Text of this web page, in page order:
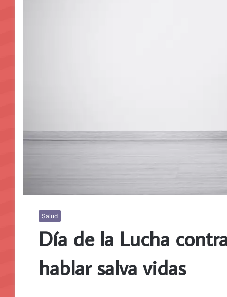
Salud
Día de la Lucha
hablar salva vidas